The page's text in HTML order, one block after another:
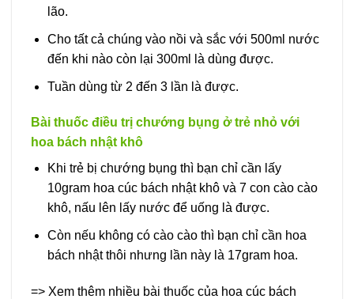
lão.
Cho tất cả chúng vào nồi và sắc với 500ml nước
đến khi nào còn lại 300ml là dùng được.
Tuần dùng từ 2 đến 3 lần là được.
Bài thuốc điều trị chướng bụng ở trẻ nhỏ với
hoa bách nhật khô
Khi trẻ bị chướng bụng thì bạn chỉ cần lấy
10gram hoa cúc bách nhật khô và 7 con cào cào
khô, nấu lên lấy nước để uống là được.
Còn nếu không có cào cào thì bạn chỉ cần hoa
bách nhật thôi nhưng lần này là 17gram hoa.
=> Xem thêm nhiều bài thuốc của hoa cúc bách